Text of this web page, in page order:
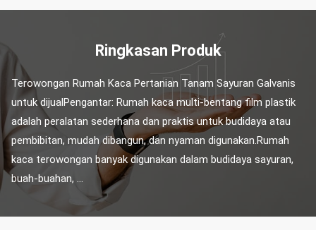
Ringkasan Produk
Terowongan Rumah Kaca Pertanian Tanam Sayuran Galvanis
untuk dijualPengantar: Rumah kaca multi-bentang film plastik
adalah peralatan sederhana dan praktis untuk budidaya atau
pembibitan, mudah dibangun, dan nyaman digunakan.Rumah
kaca terowongan banyak digunakan dalam budidaya sayuran,
buah-buahan, ...